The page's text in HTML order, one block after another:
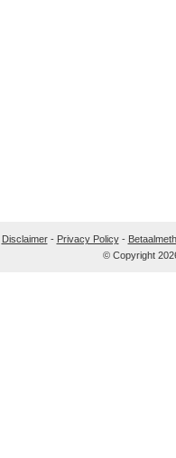
Disclaimer- Privacy Policy-
© Copyright